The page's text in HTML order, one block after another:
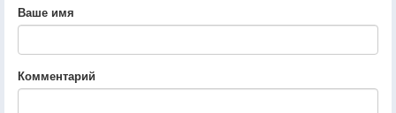
Ваше имя
Комментарий